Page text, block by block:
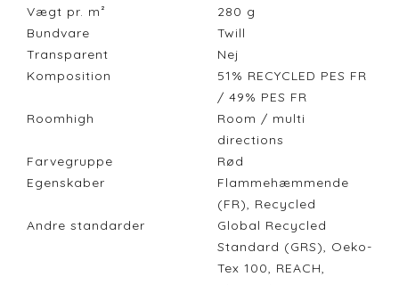
Vægt pr. m²
280 g
Bundvare
Twill
Transparent
Nej
Komposition
51% RECYCLED PES FR
/ 49% PES FR
Roomhigh
Room / multi
directions
Farvegruppe
Rød
Egenskaber
Flammehæmmende
(FR), Recycled
Andre standarder
Global Recycled
Standard (GRS), Oeko-
Tex 100, REACH,